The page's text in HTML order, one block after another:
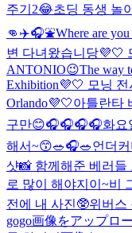
주기2😂초딩 동생 놀
👊 ✈️🎧⛲️Where are
변 다녀왔습니당💜🤍
ANTONIO😉The way
Exhibition💜🤍 모닝
Orlando💜🤍아틀란타
구만😊🎧🎧🎧🎧화요
해서~😙🥗🎧🥗언더
샷📸 함께해준 베러들
로 많이 해야지이~비
전에 내 사진🥸위버스
gogo画像をアップロ